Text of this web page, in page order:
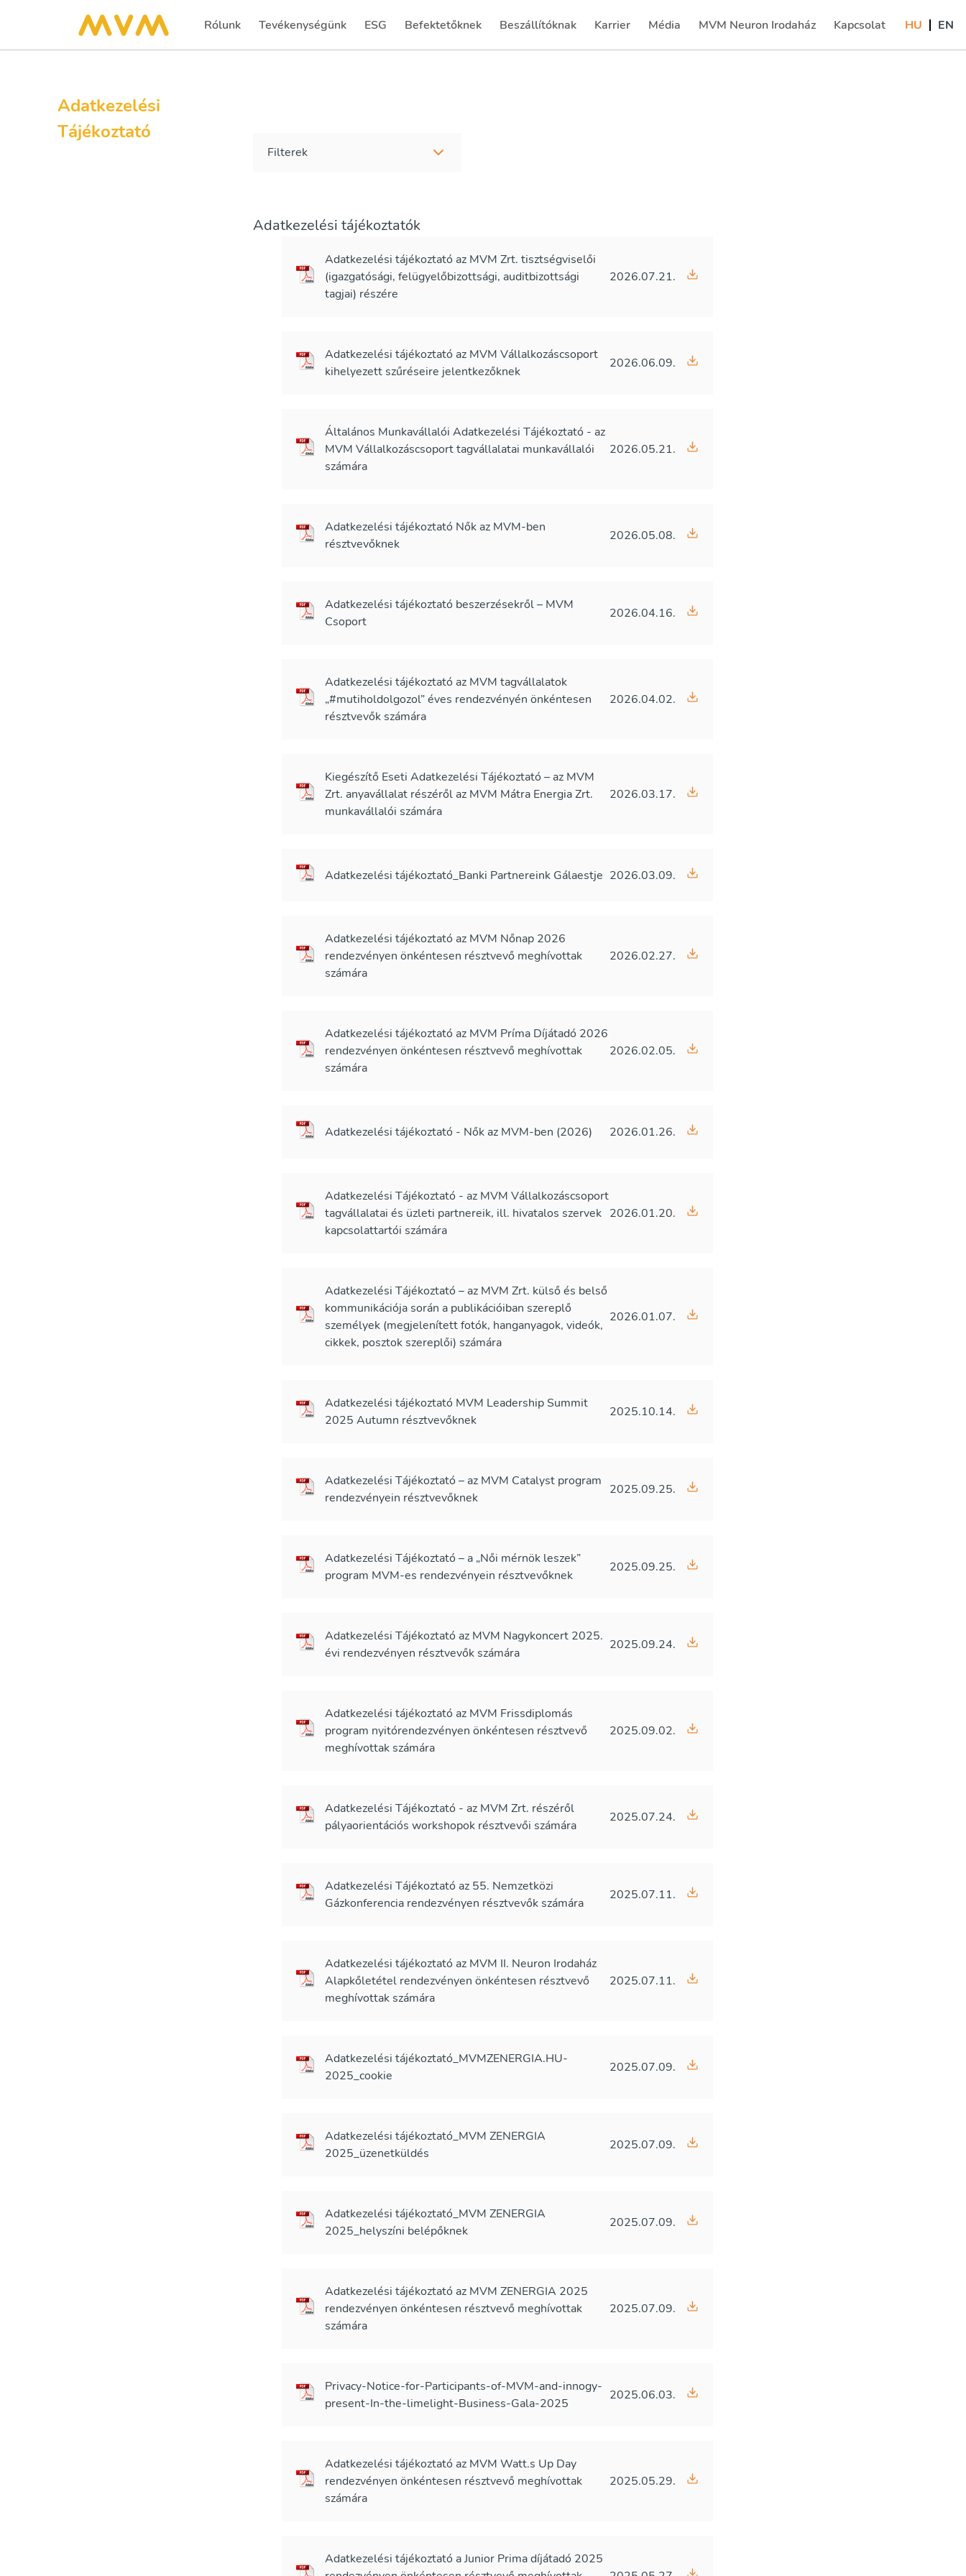
Rólunk Tevékenységünk ESG Befektetőknek Beszállítóknak
(current) Karrier
(current) Média MVM Neuron Irodaház
(current) Kapcsolat HU EN
Adatkezelési
Tájékoztató
Filterek
Adatkezelési tájékoztatók
Adatkezelési tájékoztató az MVM Zrt. tisztségviselői
(igazgatósági, felügyelőbizottsági, auditbizottsági
tagjai) részére
2026.07.21.
Adatkezelési tájékoztató az MVM Vállalkozáscsoport
kihelyezett szűréseire jelentkezőknek
2026.06.09.
Általános Munkavállalói Adatkezelési Tájékoztató - az
MVM Vállalkozáscsoport tagvállalatai munkavállalói
számára
2026.05.21.
Adatkezelési tájékoztató Nők az MVM-ben
résztvevőknek
2026.05.08.
Adatkezelési tájékoztató beszerzésekről – MVM
Csoport
2026.04.16.
Adatkezelési tájékoztató az MVM tagvállalatok
„#mutiholdolgozol” éves rendezvényén önkéntesen
résztvevők számára
2026.04.02.
Kiegészítő Eseti Adatkezelési Tájékoztató – az MVM
Zrt. anyavállalat részéről az MVM Mátra Energia Zrt.
munkavállalói számára
2026.03.17.
Adatkezelési tájékoztató_Banki Partnereink Gálaestje 2026.03.09.
Adatkezelési tájékoztató az MVM Nőnap 2026
rendezvényen önkéntesen résztvevő meghívottak
számára
2026.02.27.
Adatkezelési tájékoztató az MVM Príma Díjátadó 2026
rendezvényen önkéntesen résztvevő meghívottak
számára
2026.02.05.
Adatkezelési tájékoztató - Nők az MVM-ben (2026) 2026.01.26.
Adatkezelési Tájékoztató - az MVM Vállalkozáscsoport
tagvállalatai és üzleti partnereik, ill. hivatalos szervek
kapcsolattartói számára
2026.01.20.
Adatkezelési Tájékoztató – az MVM Zrt. külső és belső
kommunikációja során a publikációiban szereplő
személyek (megjelenített fotók, hanganyagok, videók,
cikkek, posztok szereplői) számára
2026.01.07.
Adatkezelési tájékoztató MVM Leadership Summit
2025 Autumn résztvevőknek
2025.10.14.
Adatkezelési Tájékoztató – az MVM Catalyst program
rendezvényein résztvevőknek
2025.09.25.
Adatkezelési Tájékoztató – a „Női mérnök leszek”
program MVM-es rendezvényein résztvevőknek
2025.09.25.
Adatkezelési Tájékoztató az MVM Nagykoncert 2025.
évi rendezvényen résztvevők számára
2025.09.24.
Adatkezelési tájékoztató az MVM Frissdiplomás
program nyitórendezvényen önkéntesen résztvevő
meghívottak számára
2025.09.02.
Adatkezelési Tájékoztató - az MVM Zrt. részéről
pályaorientációs workshopok résztvevői számára
2025.07.24.
Adatkezelési Tájékoztató az 55. Nemzetközi
Gázkonferencia rendezvényen résztvevők számára
2025.07.11.
Adatkezelési tájékoztató az MVM II. Neuron Irodaház
Alapkőletétel rendezvényen önkéntesen résztvevő
meghívottak számára
2025.07.11.
Adatkezelési tájékoztató_MVMZENERGIA.HU-
2025_cookie
2025.07.09.
Adatkezelési tájékoztató_MVM ZENERGIA
2025_üzenetküldés
2025.07.09.
Adatkezelési tájékoztató_MVM ZENERGIA
2025_helyszíni belépőknek
2025.07.09.
Adatkezelési tájékoztató az MVM ZENERGIA 2025
rendezvényen önkéntesen résztvevő meghívottak
számára
2025.07.09.
Privacy-Notice-for-Participants-of-MVM-and-innogy-
present-In-the-limelight-Business-Gala-2025
2025.06.03.
Adatkezelési tájékoztató az MVM Watt.s Up Day
rendezvényen önkéntesen résztvevő meghívottak
számára
2025.05.29.
Adatkezelési tájékoztató a Junior Prima díjátadó 2025